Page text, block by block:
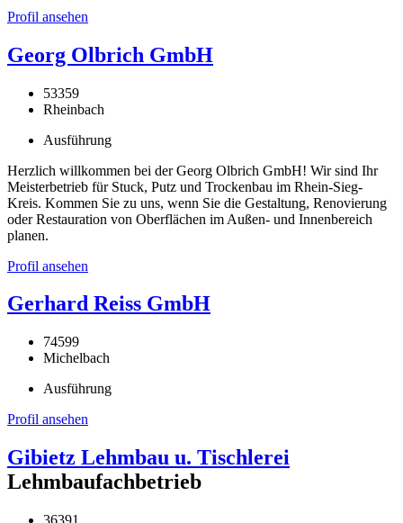
Profil ansehen
Georg Olbrich GmbH
53359
Rheinbach
Ausführung
Herzlich willkommen bei der Georg Olbrich GmbH! Wir sind Ihr
Meisterbetrieb für Stuck, Putz und Trockenbau im Rhein-Sieg-
Kreis. Kommen Sie zu uns, wenn Sie die Gestaltung, Renovierung
oder Restauration von Oberflächen im Außen- und Innenbereich
planen.
Profil ansehen
Gerhard Reiss GmbH
74599
Michelbach
Ausführung
Profil ansehen
Gibietz Lehmbau u. Tischlerei
Lehmbaufachbetrieb